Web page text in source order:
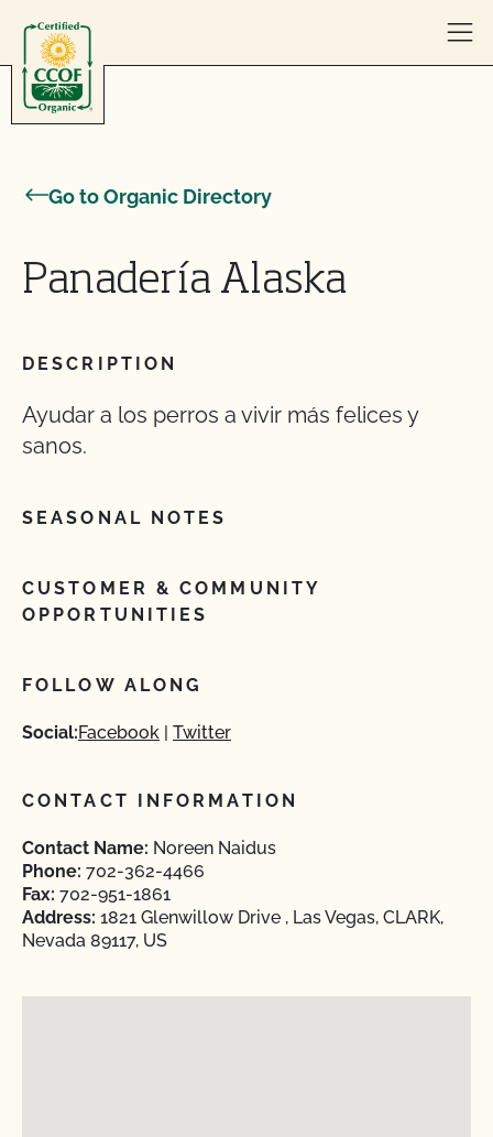
Go to Organic Directory
Panadería Alaska
DESCRIPTION
Ayudar a los perros a vivir más felices y
sanos.
SEASONAL NOTES
CUSTOMER & COMMUNITY
OPPORTUNITIES
FOLLOW ALONG
Social:Facebook Twitter
CONTACT INFORMATION
Contact Name: Noreen Naidus
Phone: 702-362-4466
Fax: 702-951-1861
Address: 1821 Glenwillow Drive , Las Vegas, CLARK,
Nevada 89117, US